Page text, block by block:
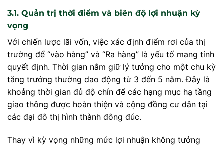
3.1. Quản trị thời điểm và biên độ lợi nhuận kỳ
vọng
Với chiến lược lãi vốn, việc xác định điểm rơi của thị
trường để “vào hàng” và “Ra hàng” là yếu tố mang tính
quyết định. Thời gian nắm giữ lý tưởng cho một chu kỳ
tăng trưởng thường dao động từ 3 đến 5 năm. Đây là
khoảng thời gian đủ độ chín để các hạng mục hạ tầng
giao thông được hoàn thiện và cộng đồng cư dân tại
các đại đô thị hình thành đông đúc.
Thay vì kỳ vọng những mức lợi nhuận không tưởng